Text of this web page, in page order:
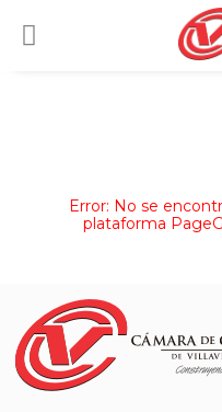
Error: No se
plataforma